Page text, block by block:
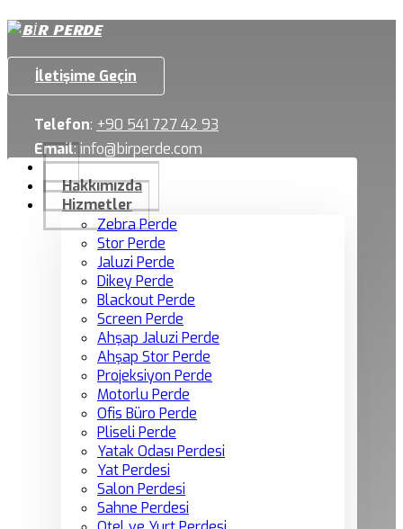
İletişime Geçin
Telefon: +90 541 727 42 93
Email:info@birperde.com
Hakkımızda
Hizmetler
Zebra Perde
Stor Perde
Jaluzi Perde
Dikey Perde
Blackout Perde
Screen Perde
Ahşap Jaluzi Perde
Ahşap Stor Perde
Projeksiyon Perde
Motorlu Perde
Ofis Büro Perde
Pliseli Perde
Yatak Odası Perdesi
Yat Perdesi
Salon Perdesi
Sahne Perdesi